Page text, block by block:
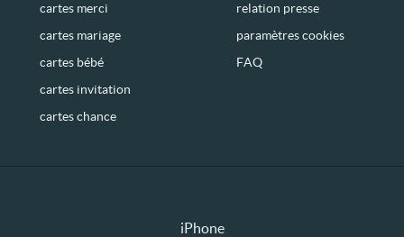
cartes merci
cartes mariage
cartes bébé
cartes invitation
cartes chance
relation presse
paramètres cookies
FAQ
iPhone